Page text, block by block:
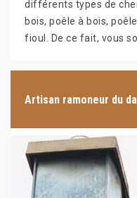
différents types de
bois, poêle à bois,
fioul. De ce fait, vous
Artisan ramoneur du